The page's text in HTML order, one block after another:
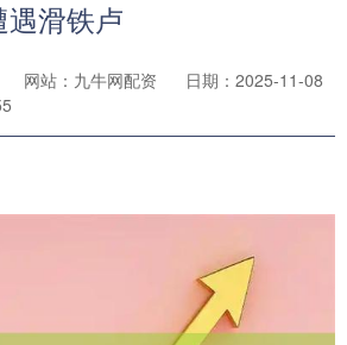
滑铁卢
网站：九牛网配资
日期：2025-11-08